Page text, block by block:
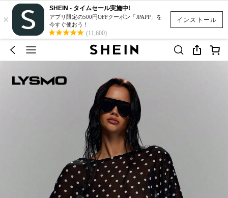
インストール
×
SHEIN - タイムセール実施中!
アプリ限定の500円OFFクーポン「JPAPP」を
今すぐ使おう！
(11,600)